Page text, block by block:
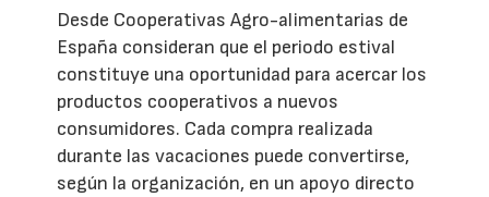
Desde Cooperativas Agro-alimentarias de
España consideran que el periodo estival
constituye una oportunidad para acercar los
productos cooperativos a nuevos
consumidores. Cada compra realizada
durante las vacaciones puede convertirse,
según la organización, en un apoyo directo